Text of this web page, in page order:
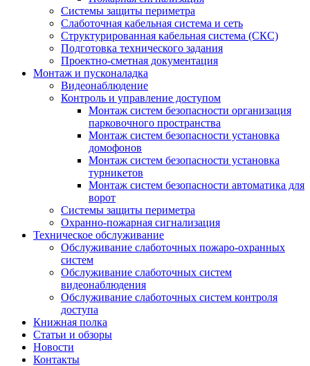
Системы защиты периметра
Слаботочная кабельная система и сеть
Структурированная кабельная система (СКС)
Подготовка технического задания
Проектно-сметная документация
Монтаж и пусконаладка
Видеонаблюдение
Контроль и управление доступом
Монтаж систем безопасности организация
парковочного пространства
Монтаж систем безопасности установка
домофонов
Монтаж систем безопасности установка
турникетов
Монтаж систем безопасности автоматика для
ворот
Системы защиты периметра
Охранно-пожарная сигнализация
Техническое обслуживание
Обслуживание слаботочных пожаро-охранных
систем
Обслуживание слаботочных систем
видеонаблюдения
Обслуживание слаботочных систем контроля
доступа
Книжная полка
Статьи и обзоры
Новости
Контакты